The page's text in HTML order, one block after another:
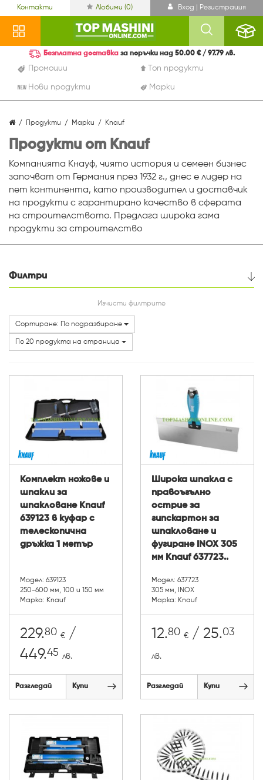
Контакти Любими (0) Вход | Регистрация
Промоции Топ продукти
Нови продукти Марки
Безплатна доставка за поръчки над 50.00 € / 97.79 лв.
Продукти Марки Knauf
Продукти от Knauf
Компанията Кнауф, чиято история и семеен бизнес
започват от Германия през 1932 г., днес е лидер на
пет континента, като производител и доставчик
на продукти с гарантирано качество в сферата
на строителството. Предлага широка гама
продукти за строителство
Филтри
Категории
Изчисти филтрите
Сортиране: По подразбиране
По 20 продукта на страница
Комплект ножове и
шпакли за
шпакловане Knauf
639123 в куфар с
телескопична
дръжка 1 метър
Модел: 639123
250-600 мм, 100 и 150 мм
Марка: Knauf
229.80 € /
449.45 лв.
Разгледай Купи
Широка шпакла с
правоъгълно
острие за
гипскартон за
шпакловане и
фугиране INOX 305
мм Knauf 637723..
Модел: 637723
305 мм, INOX
Марка: Knauf
12.80 € / 25.03
лв.
Разгледай Купи